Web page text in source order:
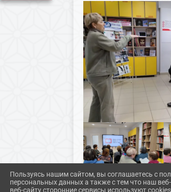
Пользуясь нашим сайтом, вы соглашаетесь с
персональных данных а также с тем что наш
веб-сайту сторонние сервисы используют